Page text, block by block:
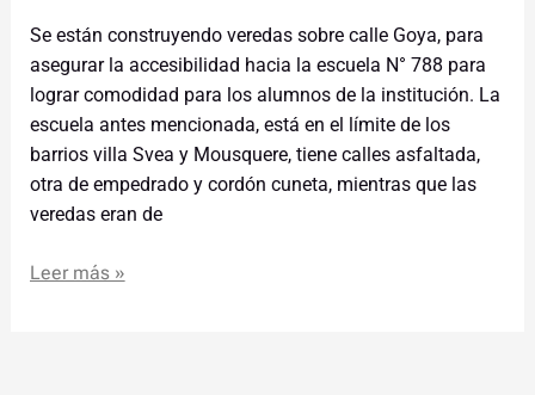
Se están construyendo veredas sobre calle Goya, para
asegurar la accesibilidad hacia la escuela N° 788 para
lograr comodidad para los alumnos de la institución. La
escuela antes mencionada, está en el límite de los
barrios villa Svea y Mousquere, tiene calles asfaltada,
otra de empedrado y cordón cuneta, mientras que las
veredas eran de
Leer más »